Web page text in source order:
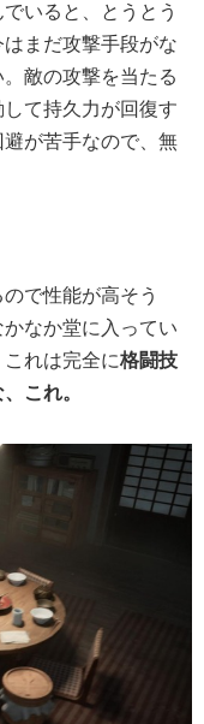
いると、とうとう
まだ攻撃手段がな
敵の攻撃を当たる
て持久力が回復す
が苦手なので、無
で性能が高そう
なか堂に入ってい
れは完全に格闘技
これ。